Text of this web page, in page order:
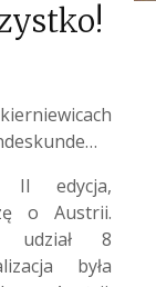
edycja,
o Austrii.
udział 8
była